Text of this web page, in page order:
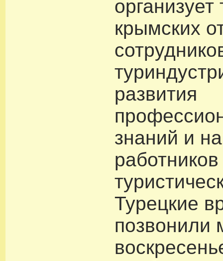
крымских
развития
знаний и
работников
Турецкие
позвонили